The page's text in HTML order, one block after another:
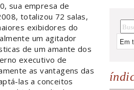
sua empresa de
totalizou 72 salas,
exibidores do
um agitador
de um amante dos
executivo de
as vantagens das
las a conceitos